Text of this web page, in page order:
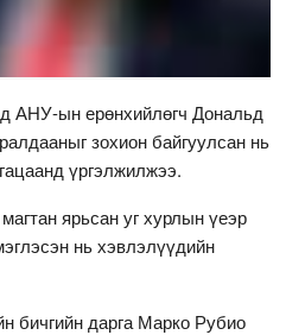
АНУ-ын ерөнхийлөгч Дональд
зохион байгуулсан нь
үргэлжилжээ.
ярьсан уг хурлын үеэр
нь хэвлэлүүдийн
бичгийн дарга Марко Рубио